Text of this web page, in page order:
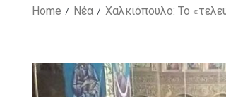
Home Νέα Χαλκιόπουλο: Το